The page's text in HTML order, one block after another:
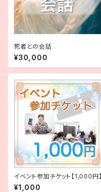
死者との会話
¥30,000
イベント参加チケット【1,000円】
¥1,000